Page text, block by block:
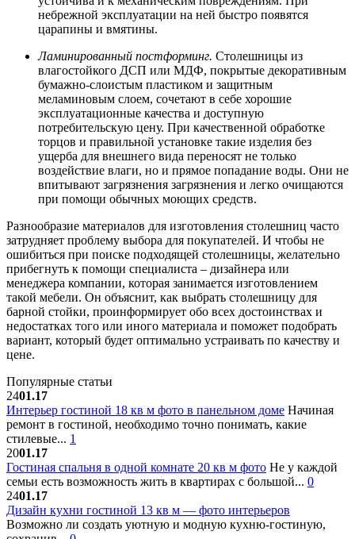
небрежной эксплуатации на ней быстро появятся
царапины и вмятины.
Ламинированный постформинг. Столешницы из
влагостойкого ДСП или МДФ, покрытые декоративным
бумажно-слоистым пластиком и защитным
меламиновым слоем, сочетают в себе хорошие
эксплуатационные качества и доступную
потребительскую цену. При качественной обработке
торцов и правильной установке такие изделия без
ущерба для внешнего вида переносят не только
воздействие влаги, но и прямое попадание воды. Они не
впитывают загрязнения загрязнения и легко очищаются
при помощи обычных моющих средств.
Разнообразие материалов для изготовления столешниц часто
затрудняет проблему выбора для покупателей. И чтобы не
ошибиться при поиске подходящей столешницы, желательно
прибегнуть к помощи специалиста – дизайнера или
менеджера компании, которая занимается изготовлением
такой мебели. Он объяснит, как выбрать столешницу для
барной стойки, проинформирует обо всех достоинствах и
недостатках того или иного материала и поможет подобрать
вариант, который будет оптимально устраивать по качеству и
цене.
Популярные статьи
2401.17
Интерьер гостиной 18 кв м фото в панельном доме Начиная
ремонт в гостиной, необходимо точно понимать, какие
стилевые... 1
2001.17
Гостиная спальня в одной комнате 20 кв м фото Не у каждой
семьи есть возможность жить в квартирах с большой... 0
2401.17
Дизайн кухни гостиной 13 кв м — фото интерьеров
Возможно ли создать уютную и модную кухню-гостиную,